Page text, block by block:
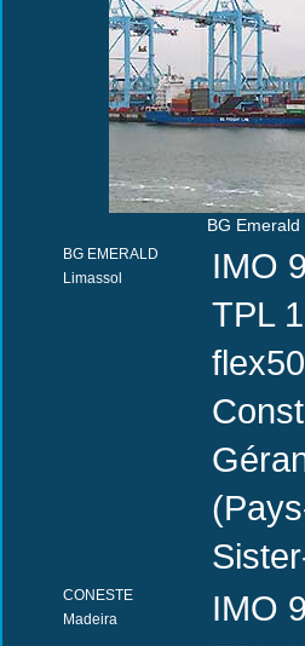
BG Emerald
BG EMERALD
Limassol
IMO
TPL
CONESTE
Madeira
IMO